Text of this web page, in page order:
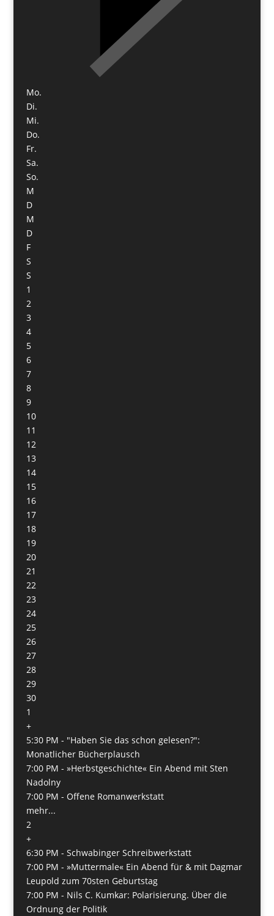
Mo.
Di.
Mi.
Do.
Fr.
Sa.
So.
M
D
M
D
F
S
S
1
2
3
4
5
6
7
8
9
10
11
12
13
14
15
16
17
18
19
20
21
22
23
24
25
26
27
28
29
30
1
+
5:30 PM - "Haben Sie das schon gelesen?":
Monatlicher Bücherplausch
7:00 PM - »Herbstgeschichte« Ein Abend mit Sten
Nadolny
7:00 PM - Offene Romanwerkstatt
mehr...
2
+
6:30 PM - Schwabinger Schreibwerkstatt
7:00 PM - »Muttermale« Ein Abend für & mit Dagmar
Leupold zum 70sten Geburtstag
7:00 PM - Nils C. Kumkar: Polarisierung. Über die
Ordnung der Politik